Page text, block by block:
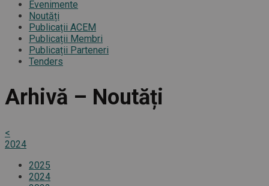
Evenimente
Noutăți
Publicații ACEM
Publicații Membri
Publicații Parteneri
Tenders
Arhivă – Noutăți
<
2024
2025
2024